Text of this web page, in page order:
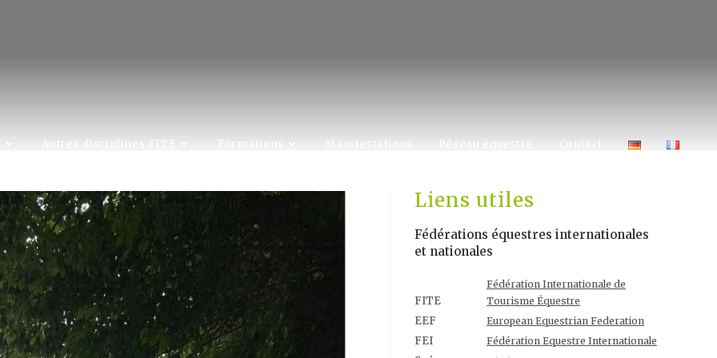
Autres disciplines FITE Formations Manifestations Réseau équestre Contact
Liens utiles
Fédérations équestres internationales
et nationales
FITE
Fédération Internationale de
Tourisme Équestre
EEF European Equestrian Federation
FEI Fédération Equestre Internationale